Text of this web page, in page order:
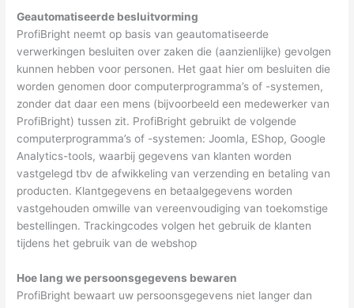
Geautomatiseerde besluitvorming
ProfiBright neemt op basis van geautomatiseerde
verwerkingen besluiten over zaken die (aanzienlijke) gevolgen
kunnen hebben voor personen. Het gaat hier om besluiten die
worden genomen door computerprogramma’s of -systemen,
zonder dat daar een mens (bijvoorbeeld een medewerker van
ProfiBright) tussen zit. ProfiBright gebruikt de volgende
computerprogramma’s of -systemen: Joomla, EShop, Google
Analytics-tools, waarbij gegevens van klanten worden
vastgelegd tbv de afwikkeling van verzending en betaling van
producten. Klantgegevens en betaalgegevens worden
vastgehouden omwille van vereenvoudiging van toekomstige
bestellingen. Trackingcodes volgen het gebruik de klanten
tijdens het gebruik van de webshop
Hoe lang we persoonsgegevens bewaren
ProfiBright bewaart uw persoonsgegevens niet langer dan